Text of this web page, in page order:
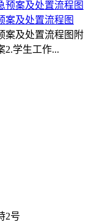
案及处置流程图
案及处置流程图附
2.学生工作...
2号